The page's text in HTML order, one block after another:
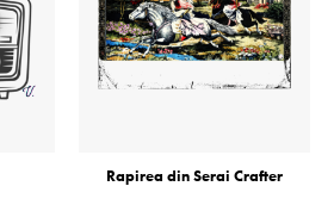
Rapirea din Serai Crafter